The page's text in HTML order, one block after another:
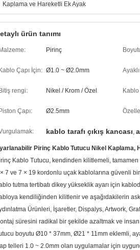
Kaplama ve Hareketli Ek Ayak
ürün tanımı
Malzeme: Pirinç
Kablo Çapı İçin: Ø1.0 ~ Ø2.0mm
Bitiş rengi: Nikel / Krom / Özel Kablo
Piston Çapı: Ø2.5mm
kablo tarafı çıkış kancası,
Pirinç Kablo Tutucu Nikel Kaplama,
Kablo Tutucu, kendinden kilitlemeli,
7 ve 7 × 19 kordonlu uçak kablolarına güvenli
tutma tertibatı dikey yükseklik ayarı için
kendiliğinden kilitlenir ve aşağıdakilerin
Ürünleri, İşaretler, Dispalys, Artwork,
süresini radikal bir şekilde azaltmak ve insan
boyutu Ø10 * 37mm, Ø21 * 11mm eklemli,
telleri 1.0 ~ 2.0mm olan uygulamalar için